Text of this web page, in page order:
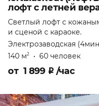
лофт с летней
Светлый лофт с
и сценой с караоке.
Электрозаводская
140 м2 • 60 человек
от 1 899 ₽ /час